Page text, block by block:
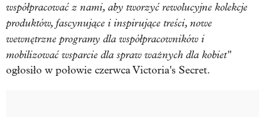
współpracować z nami, aby tworzyć rewolucyjne kolekcje
produktów, fascynujące i inspirujące treści, nowe
wewnętrzne programy dla współpracowników i
mobilizować wsparcie dla spraw ważnych dla kobiet"
ogłosiło w połowie czerwca Victoria's Secret.